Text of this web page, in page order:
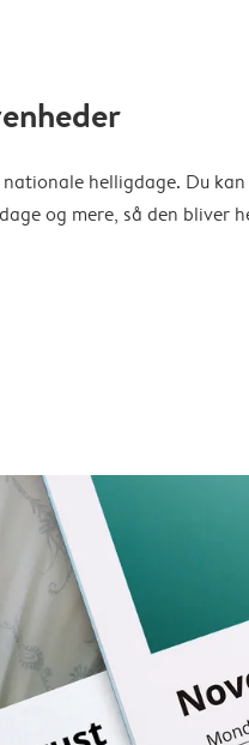
helligdage. Du
og mere, så den bliver